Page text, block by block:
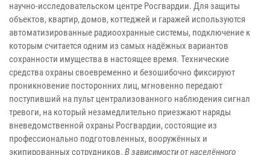
научно-исследовательском центре Росгвардии. Для защиты
объектов, квартир, домов, коттеджей и гаражей используются
автоматизированные радиоохранные системы, подключение к
которым считается одним из самых надёжных вариантов
сохранности имущества в настоящее время. Технические
средства охраны своевременно и безошибочно фиксируют
проникновение посторонних лиц, мгновенно передают
поступивший на пульт централизованного наблюдения сигнал
тревоги, на который незамедлительно приезжают наряды
вневедомственной охраны Росгвардии, состоящие из
профессионально подготовленных, вооружённых и
экипированных сотрудников. В зависимости от населённого